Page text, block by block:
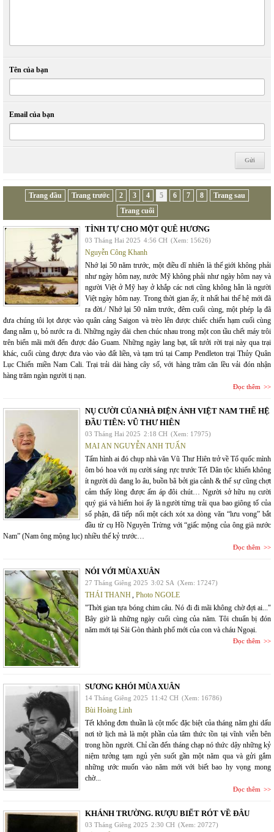
Tên của bạn
Email của bạn
Trang đầu Trang trước 2 3 4 5 6 7 8
Trang sau
Trang cuối
TÌNH TỰ CHO MỘT QUÊ HƯƠNG
03 Tháng Hai 2025 4:56 CH (Xem: 15626)
Nguyễn Công Khanh
Nhớ lại 50 năm trước, một điều dĩ nhiên là thế giới không phải
như ngày hôm nay, nước Mỹ không phải như ngày hôm nay và
người Việt ở Mỹ hay ở khắp các nơi cũng không hẳn là người
Việt ngày hôm nay. Trong thời gian ấy, ít nhất hai thế hệ mới đã
ra đời./ Nhớ lại 50 năm trước, đêm cuối cùng, một phép lạ đã
đưa chúng tôi lọt được vào quân cảng Saigon và trèo lên được chiếc chiến hạm cuối cùng
đang nằm ụ, bỏ nước ra đi. Những ngày dài chen chúc nhau trong một con tầu chết máy trôi
trên biển mãi mới đến được đảo Guam. Những ngày lang bạt, tất tưởi rời trại này qua trại
khác, cuối cùng được đưa vào vào đất liền, và tạm trú tại Camp Pendleton trại Thủy Quân
Lục Chiến miền Nam Cali. Trại trải dài hàng cây số, với hàng trăm căn lều vải đón nhận
hàng trăm ngàn người tị nạn.
Đọc thêm
NỤ CƯỜI CỦA NHÀ ĐIỆN ẢNH VIỆT NAM THẾ HỆ
ĐẦU TIÊN: VŨ THƯ HIÊN
03 Tháng Hai 2025 2:18 CH (Xem: 17975)
MAI AN NGUYỄN ANH TUẤN
Tấm hình ai đó chụp nhà văn Vũ Thư Hiên trở về Tổ quốc mình
ôm bó hoa với nụ cười sáng rực trước Tết Dân tộc khiến không
ít người dù đang lo âu, buồn bã bởi gia cảnh & thế sự cũng chợt
cảm thấy lòng được ấm áp đôi chút… Người sở hữu nụ cười
quý giá và hiếm hoi ấy là người từng trải qua bao giông tố của
số phận, đã tiếp nối một cách xót xa dòng văn “lưu vong” bắt
đầu từ cụ Hồ Nguyên Trừng với “giấc mộng của ông già nước
Nam” (Nam ông mộng lục) nhiều thế kỷ trước…
Đọc thêm
NÓI VỚI MÙA XUÂN
27 Tháng Giêng 2025 3:02 SA (Xem: 17247)
THÁI THANH, Photo NGOLE
"Thời gian tựa bóng chim câu. Nó đi đi mãi không chờ đợi ai..."
Bây giờ là những ngày cuối cùng của năm. Tôi chuẩn bị đón
năm mới tại Sài Gòn thành phố mới của con và cháu Ngoại.
Đọc thêm
SƯƠNG KHÓI MÙA XUÂN
14 Tháng Giêng 2025 11:42 CH (Xem: 16786)
Bùi Hoàng Linh
Tết không đơn thuần là cột mốc đặc biệt của tháng năm ghi dấu
nơi tờ lịch mà là một phần của tâm thức tồn tại vĩnh viễn bên
trong hồn người. Chỉ cần đến tháng chạp nó thức dậy những kỷ
niệm tưởng tạm ngủ yên suốt gần một năm qua và gửi gắm
những ước muốn vào năm mới với biết bao hy vọng mong
chờ...
Đọc thêm
KHÁNH TRƯỜNG. RƯỢU BIẾT RÓT VỀ ĐÂU
03 Tháng Giêng 2025 2:30 CH (Xem: 20727)